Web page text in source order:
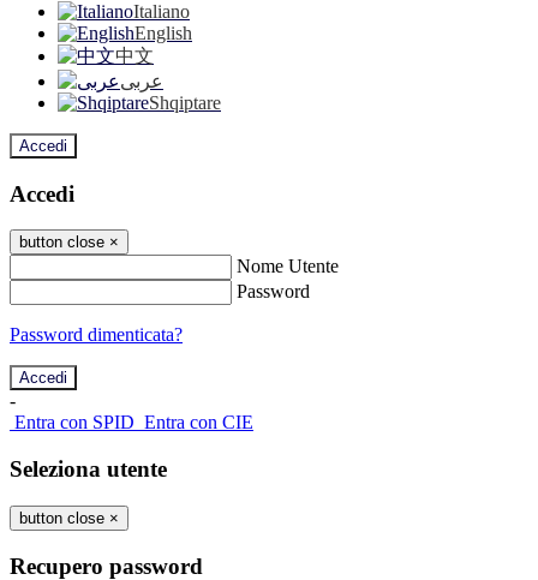
Italiano
English
中文
عربى
Shqiptare
Accedi
Accedi
button close ×
Nome Utente
Password
Password dimenticata?
-
Entra con SPID Entra con CIE
Seleziona utente
button close ×
Recupero password